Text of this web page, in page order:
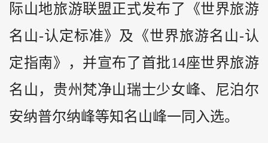
际山地旅游联盟正式发布了《世界旅游
名山-认定标准》及《世界旅游名山-认
定指南》，并宣布了首批14座世界旅游
名山， 贵州 梵净山瑞士少女峰、尼泊尔
安纳普尔纳峰等知名山峰一同入选。